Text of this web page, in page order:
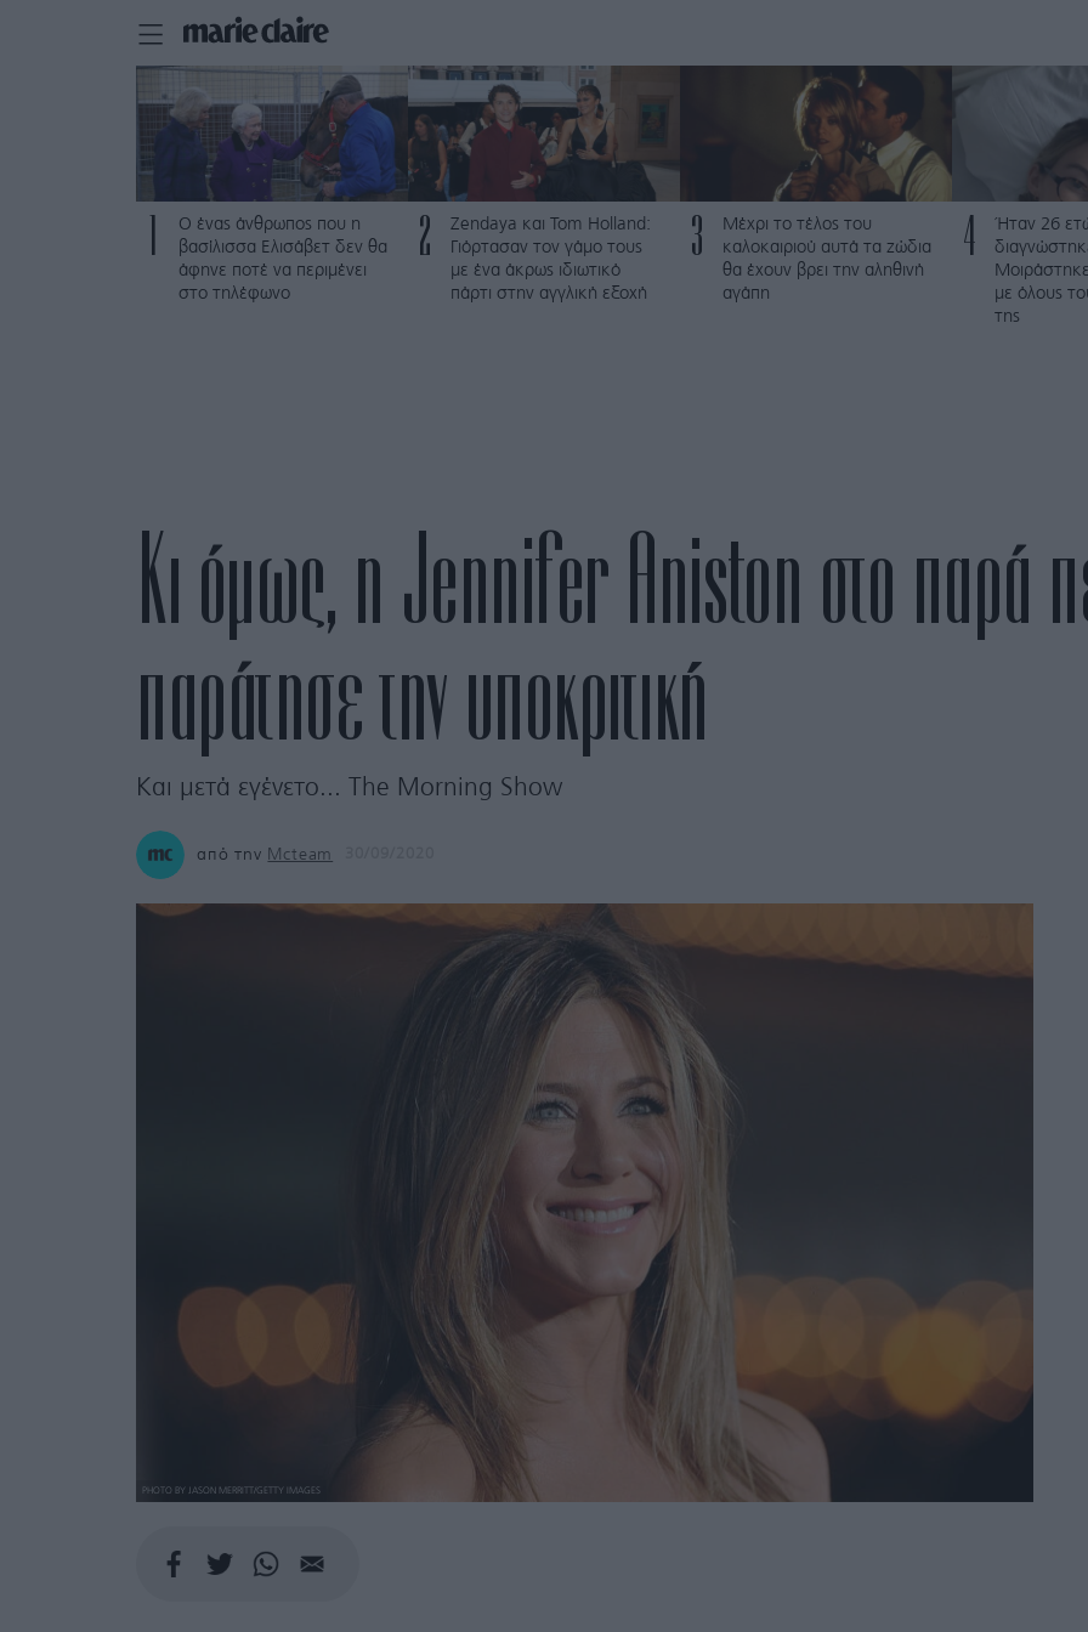
Ο ένας άνθρωπος που η
βασίλισσα Ελισάβετ δεν θα
άφηνε ποτέ να περιμένει
στο τηλέφωνο
2
Zendaya και Tom Holland:
Γιόρτασαν τον γάμο τους
με ένα άκρως ιδιωτικό
πάρτι στην αγγλική εξοχή
3
Μέχρι το τέλος του
καλοκαιριού αυτά τα ζώδια
θα έχουν βρει την αληθινή
αγάπη
4
Ήταν 26
με όλους
της
Κι όμως, η Jennifer Aniston στο παρά
παράτησε την υποκριτική
Και μετά εγένετο... The Morning Show
από την Mcteam
PHOTO BY JASON MERRITT/GETTY IMAGES